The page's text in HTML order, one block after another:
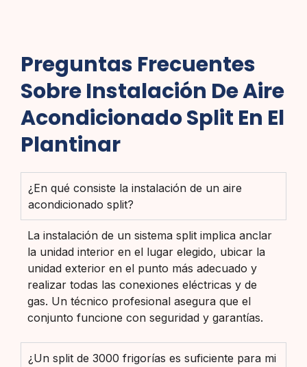
Preguntas Frecuentes
Sobre Instalación De Aire
Acondicionado Split En El
Plantinar
¿En qué consiste la instalación de un aire
acondicionado split?
La instalación de un sistema split implica anclar
la unidad interior en el lugar elegido, ubicar la
unidad exterior en el punto más adecuado y
realizar todas las conexiones eléctricas y de
gas. Un técnico profesional asegura que el
conjunto funcione con seguridad y garantías.
¿Un split de 3000 frigorías es suficiente para mi